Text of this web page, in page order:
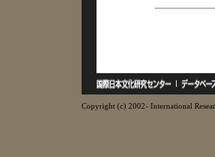
Copyright (c) 2002- International